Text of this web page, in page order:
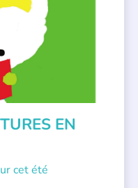
EN
cet été